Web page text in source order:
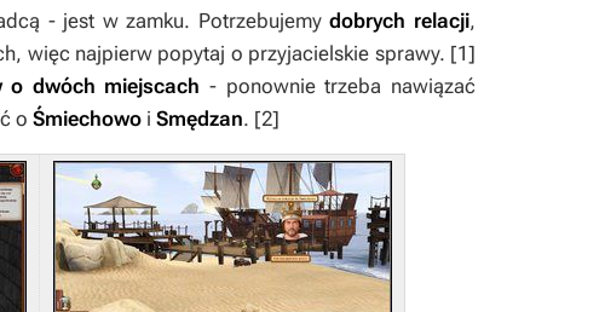
- jest w zamku. Potrzebujemydobrych relacji,
więc najpierw popytaj o przyjacielskie sprawy. [1]
o dwóch miejscach - ponownie trzeba nawiązać
o Śmiechowo i Smędzan. [2]